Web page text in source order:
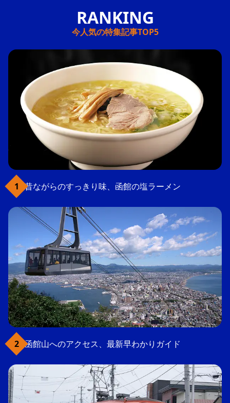
今人気の特集記事TOP5
昔ながらのすっきり味、函館の塩ラーメン
函館山へのアクセス、最新早わかりガイド